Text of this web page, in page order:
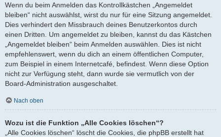
Wenn du beim Anmelden das Kontrollkästchen „Angemeldet
bleiben“ nicht auswählst, wirst du nur für eine Sitzung angemeldet.
Dies verhindert den Missbrauch deines Benutzerkontos durch
einen Dritten. Um angemeldet zu bleiben, kannst du das Kästchen
„Angemeldet bleiben“ beim Anmelden auswählen. Dies ist nicht
empfehlenswert, wenn du dich an einem öffentlichen Computer,
zum Beispiel in einem Internetcafé, befindest. Wenn diese Option
nicht zur Verfügung steht, dann wurde sie vermutlich von der
Board-Administration ausgeschaltet.
Nach oben
Wozu ist die Funktion „Alle Cookies löschen“?
„Alle Cookies löschen“ löscht die Cookies, die phpBB erstellt hat